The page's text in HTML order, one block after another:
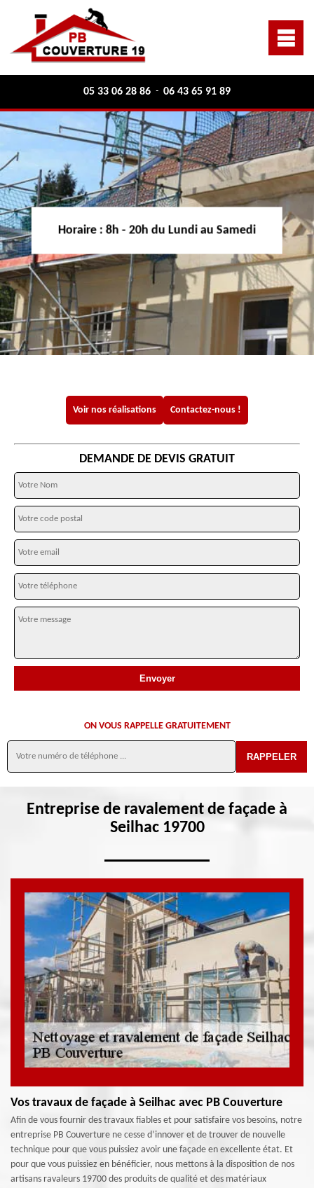
05 33 06 28 86 - 06 43 65 91 89
Horaire : 8h - 20h du Lundi au Samedi
Voir nos réalisations Contactez-nous !
DEMANDE DE DEVIS GRATUIT
ON VOUS RAPPELLE GRATUITEMENT
Entreprise de ravalement de façade à
Seilhac 19700
Vos travaux de façade à Seilhac avec PB Couverture
Afin de vous fournir des travaux fiables et pour satisfaire vos besoins, notre
entreprise PB Couverture ne cesse d’innover et de trouver de nouvelle
technique pour que vous puissiez avoir une façade en excellente état. Et
pour que vous puissiez en bénéficier, nous mettons à la disposition de nos
artisans ravaleurs 19700 des produits de qualité et des matériaux